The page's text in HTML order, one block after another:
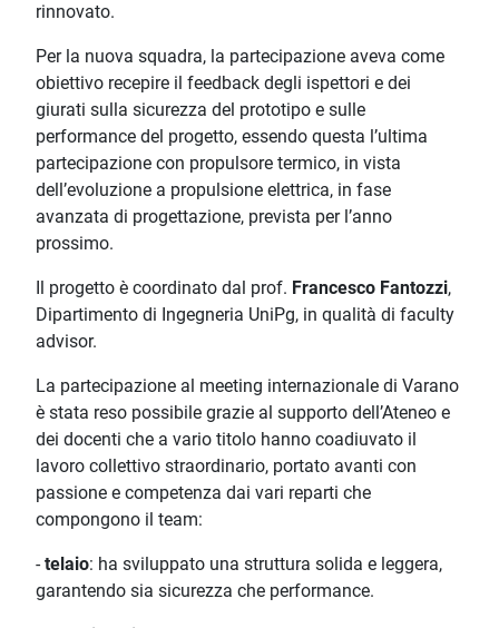
rinnovato.
Per la nuova squadra, la partecipazione aveva come
obiettivo recepire il feedback degli ispettori e dei
giurati sulla sicurezza del prototipo e sulle
performance del progetto, essendo questa l’ultima
partecipazione con propulsore termico, in vista
dell’evoluzione a propulsione elettrica, in fase
avanzata di progettazione, prevista per l’anno
prossimo.
Il progetto è coordinato dal prof. Francesco Fantozzi,
Dipartimento di Ingegneria UniPg, in qualità di faculty
advisor.
La partecipazione al meeting internazionale di Varano
è stata reso possibile grazie al supporto dell’Ateneo e
dei docenti che a vario titolo hanno coadiuvato il
lavoro collettivo straordinario, portato avanti con
passione e competenza dai vari reparti che
compongono il team:
-telaio: ha sviluppato una struttura solida e leggera,
garantendo sia sicurezza che performance.